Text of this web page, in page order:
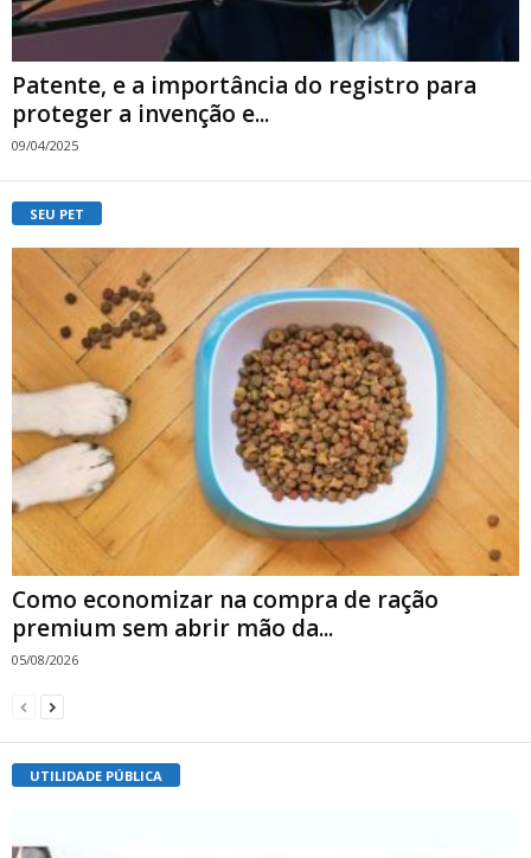
Patente, e a importância do registro para
proteger a invenção e...
09/04/2025
SEU PET
Como economizar na compra de ração
premium sem abrir mão da...
05/08/2026
UTILIDADE PÚBLICA